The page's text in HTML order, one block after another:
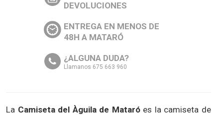
DEVOLUCIONES
ENTREGA EN MENOS DE
48H A MATARÓ
¿ALGUNA DUDA?
Llamanos 675 663 960
La Camiseta del Àguila de Mataróes la camiseta de